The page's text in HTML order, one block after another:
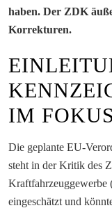
haben. Der ZDK
Korrekturen.
IM FOKUS
Die geplante EU-
steht in der Kritik des
eingeschätzt und